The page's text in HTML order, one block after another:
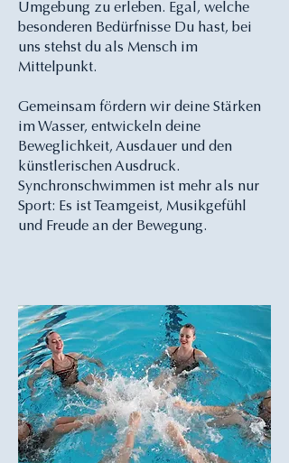
Umgebung zu erleben. Egal, welche
besonderen Bedürfnisse Du hast, bei
uns stehst du als Mensch im
Mittelpunkt.
Gemeinsam fördern wir deine Stärken
im Wasser, entwickeln deine
Beweglichkeit, Ausdauer und den
künstlerischen Ausdruck.
Synchronschwimmen ist mehr als nur
Sport: Es ist Teamgeist, Musikgefühl
und Freude an der Bewegung.